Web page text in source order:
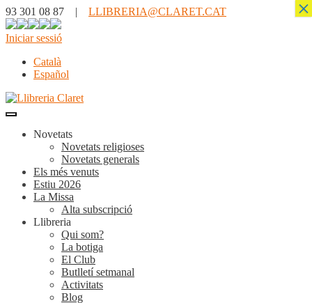
93 301 08 87 | LLIBRERIA@CLARET.CAT
Iniciar sessió
Català
Español
Novetats
Novetats religioses
Novetats generals
Els més venuts
Estiu 2026
La Missa
Alta subscripció
Llibreria
Qui som?
La botiga
El Club
Butlletí setmanal
Activitats
Blog
×